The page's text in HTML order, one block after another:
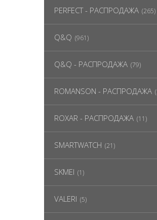
PERFECT - РАСПРОДАЖА (265)
Q&Q (961)
Q&Q - РАСПРОДАЖА (79)
ROMANSON - РАСПРОДАЖА
ROXAR - РАСПРОДАЖА (11)
SMARTWATCH (21)
SKMEI (1)
VALERI (5)